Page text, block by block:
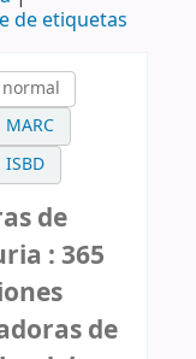
de etiquetas
ISBD
de
: 365
de